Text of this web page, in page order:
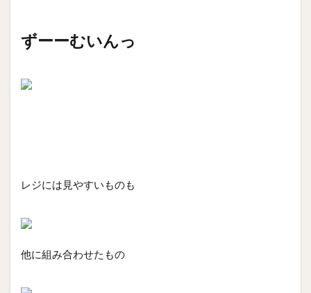
ずーーむいんっ
レジには見やすいものも
他に組み合わせたもの